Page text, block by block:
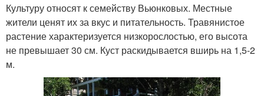
Культуру относят к семейству Вьюнковых. Местные
жители ценят их за вкус и питательность. Травянистое
растение характеризуется низкорослостью, его высота
не превышает 30 см. Куст раскидывается вширь на 1,5-2
м.